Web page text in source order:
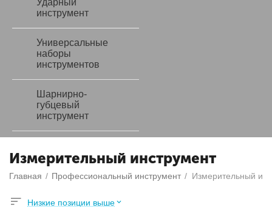
Ударный
инструмент
Универсальные
наборы
инструментов
Шарнирно-
губцевый
инструмент
Измерительный инструмент
Главная / Профессиональный инструмент / Измерительный
Низкие позиции выше